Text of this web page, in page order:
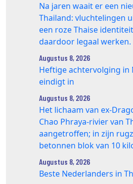
Na jaren waait er een
Thailand: vluchtelingen
een roze Thaise
daardoor legaal werken.
Augustus 8, 2026
Heftige achtervolging in
eindigt in
Augustus 8, 2026
Het lichaam van ex-
Chao Phraya‑rivier van
aangetroffen; in zijn
betonnen blok van 10
Augustus 8, 2026
Beste Nederlanders in